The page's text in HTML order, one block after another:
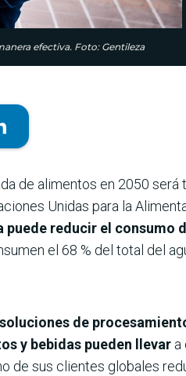
efectiva. Foto: Gentileza
de alimentos en 2050
Unidas para la
reducir el consumo
el 68 % del total del
de
y bebidas pueden llevar a
de sus clientes globales